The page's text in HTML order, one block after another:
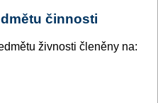
činnosti
živnosti členěny na: